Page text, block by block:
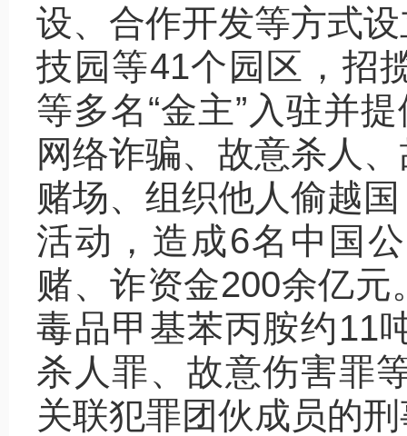
设、合作开发等方式
技园等41个园区，招
等多名“金主”入驻并
网络诈骗、故意杀人
赌场、组织他人偷越
活动，造成6名中国
赌、诈资金200余亿
毒品甲基苯丙胺约11
杀人罪、故意伤害罪
关联犯罪团伙成员的